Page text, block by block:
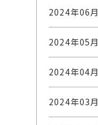
2024年06月
2024年05月
2024年04月
2024年03月